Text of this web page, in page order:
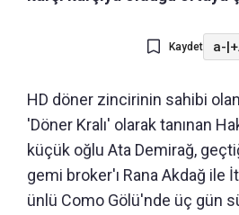
Kaydet a-|
HD döner zincirinin sahibi
'Döner Kralı' olarak tanınan
küçük oğlu Ata Demirağ,
gemi broker'ı Rana Akdağ ile
ünlü Como Gölü'nde üç gün